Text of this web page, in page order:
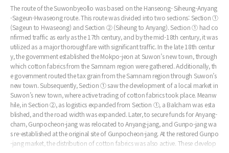
The route of the Suwonbyeollo was based on the Hanseong- Siheung-Anyang
-Sageun-Hwaseong route. This route was divided into two sections: Section ①
(Sageun to Hwaseong) and Section ② (Siheung to Anyang). Section ① had co
nfirmed traffic as early as the 17th century, and by the mid-18th century, it was
utilized as a major thoroughfare with significant traffic. In the late 18th centur
y, the government established the Mokpo-jeon at Suwon’s new town, through
which cotton fabrics from the Samnam region were gathered. Additionally, th
e government routed the tax grain from the Samnam region through Suwon’s
new town. Subsequently, Section ① saw the development of a local market in
Suwon’s new town, where active trading of cotton fabrics took place. Meanw
hile, in Section ②, as logistics expanded from Section ①, a Balcham was esta
blished, and the road width was expanded. Later, to secure funds for Anyang-
cham, Gunpocheon-jang was relocated to Anyang-jang, and Gunpo-jang wa
s re-established at the original site of Gunpocheon-jang. At the restored Gunpo
-jang market, the distribution of cotton fabrics was also active. These develop